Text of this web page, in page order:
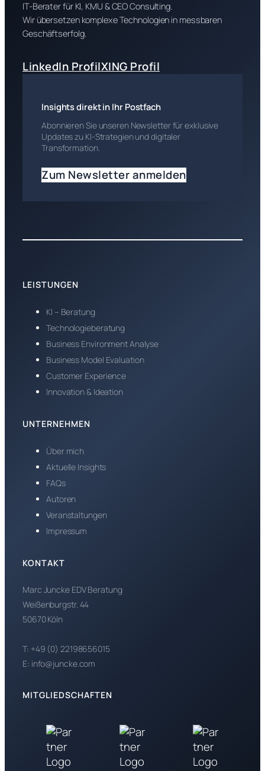
IT-Berater für KI, KMU & CEO Consulting.
Wir übersetzen komplexe Technologien in messbaren
Geschäftserfolg.
LinkedIn ProfilXING Profil
Insights direkt in Ihr Postfach
Abonnieren Sie unseren Newsletter für exklusive
Updates zu KI-Strategien und digitaler
Transformation.
Zum Newsletter anmelden
LEISTUNGEN
KI – Beratung
Technologieberatung
Business Environment Analyse
Business Model Evaluation
Customer Experience
Innovation & Ideation
UNTERNEHMEN
Über mich
Aktuelle Insights
FAQs
Autoren
Veranstaltungen
Impressum
KONTAKT
Marc Juncke EDV Beratung
Weißenburgstr. 44
50670 Köln
T: +49 (0) 22198656015
E: info@juncke.com
MITGLIEDSCHAFTEN